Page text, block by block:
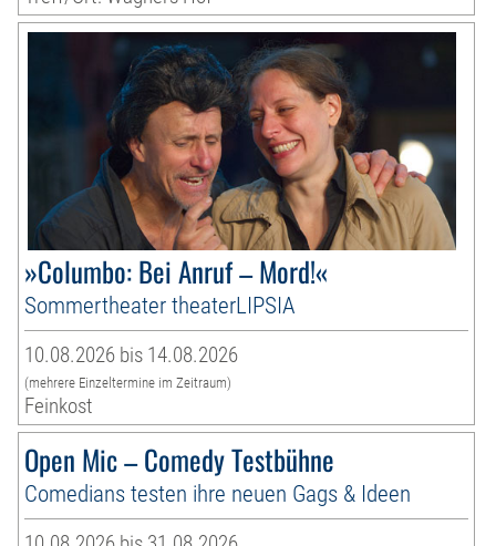
»Columbo: Bei Anruf – Mord!«
Sommertheater theaterLIPSIA
10.08.2026 bis 14.08.2026
(mehrere Einzeltermine im Zeitraum)
Feinkost
Open Mic – Comedy Testbühne
Comedians testen ihre neuen Gags & Ideen